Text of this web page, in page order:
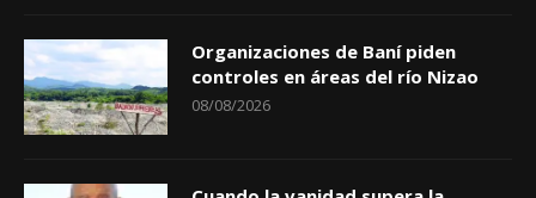
Organizaciones de Baní piden
controles en áreas del río Nizao
08/08/2026